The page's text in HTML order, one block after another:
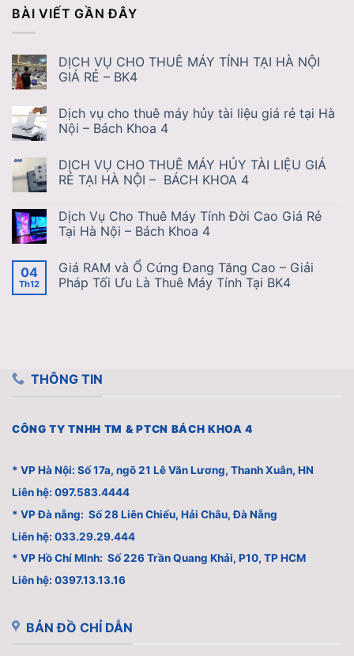
BÀI VIẾT GẦN ĐÂY
DỊCH VỤ CHO THUÊ MÁY TÍNH TẠI HÀ NỘI
GIÁ RẺ – BK4
Dịch vụ cho thuê máy hủy tài liệu giá rẻ tại Hà
Nội – Bách Khoa 4
DỊCH VỤ CHO THUÊ MÁY HỦY TÀI LIỆU GIÁ
RẺ TẠI HÀ NỘI – BÁCH KHOA 4
Dịch Vụ Cho Thuê Máy Tính Đời Cao Giá Rẻ
Tại Hà Nội – Bách Khoa 4
04
Th12
Giá RAM và Ổ Cứng Đang Tăng Cao – Giải
Pháp Tối Ưu Là Thuê Máy Tính Tại BK4
THÔNG TIN
CÔNG TY TNHH TM & PTCN BÁCH KHOA 4
* VP Hà Nội: Số 17a, ngõ 21 Lê Văn Lương, Thanh Xuân, HN
Liên hệ: 097.583.4444
* VP Đà nẵng: Số 28 Liên Chiểu, Hải Châu, Đà Nẵng
Liên hệ: 033.29.29.444
* VP Hồ Chí MInh: Số 226 Trần Quang Khải, P10, TP HCM
Liên hệ: 0397.13.13.16
BẢN ĐỒ CHỈ DẪN